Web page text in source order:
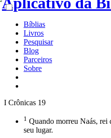
Bíblias
Livros
Pesquisar
Blog
Parceiros
Sobre
I Crônicas 19
1 Quando morreu Naás,
seu lugar.